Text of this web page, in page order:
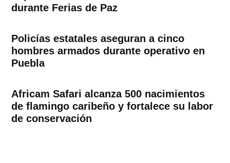
durante Ferias de Paz
Policías estatales aseguran a cinco
hombres armados durante operativo en
Puebla
Africam Safari alcanza 500 nacimientos
de flamingo caribeño y fortalece su labor
de conservación